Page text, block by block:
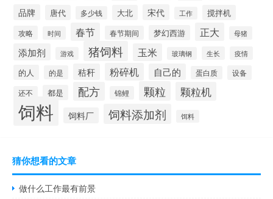
品牌 唐代 多少钱 大北 宋代 工作 搅拌机
攻略 时间 春节 春节期间 梦幻西游 正大 母猪
添加剂 游戏 猪饲料 玉米 玻璃钢 生长 疫情
的人 的是 秸秆 粉碎机 自己的 蛋白质 设备
还不 都是 配方 锦鲤 颗粒 颗粒机
饲料 饲料厂 饲料添加剂 饵料
猜你想看的文章
做什么工作最有前景